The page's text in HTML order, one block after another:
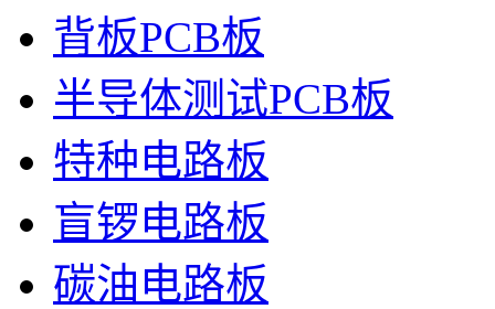
背板PCB板
半导体测试PCB板
特种电路板
盲锣电路板
碳油电路板